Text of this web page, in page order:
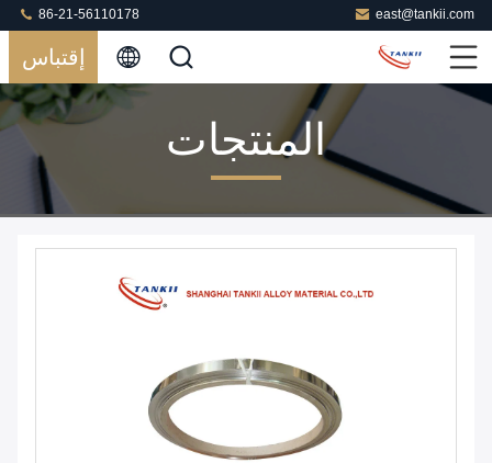
east@tankii.com
86-21-56110178
إقتباس
المنتجات